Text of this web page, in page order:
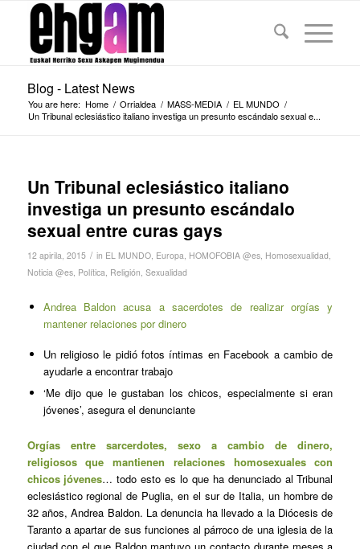
Blog - Latest News
You are here: Home / Orrialdea / MASS-MEDIA / EL MUNDO /
Un Tribunal eclesiástico italiano investiga un presunto escándalo sexual e...
Un Tribunal eclesiástico italiano
investiga un presunto escándalo
sexual entre curas gays
12 apirila, 2015 / in EL MUNDO, Europa, HOMOFOBIA @es, Homosexualidad,
Noticia @es, Política, Religión, Sexualidad
Andrea Baldon acusa a sacerdotes de realizar orgías y
mantener relaciones por dinero
Un religioso le pidió fotos íntimas en Facebook a cambio de
ayudarle a encontrar trabajo
‘Me dijo que le gustaban los chicos, especialmente si eran
jóvenes’, asegura el denunciante
Orgías entre sarcerdotes, sexo a cambio de dinero,
religiosos que mantienen relaciones homosexuales con
chicos jóvenes… todo esto es lo que ha denunciado al Tribunal
eclesiástico regional de Puglia, en el sur de Italia, un hombre de
32 años, Andrea Baldon. La denuncia ha llevado a la Diócesis de
Taranto a apartar de sus funciones al párroco de una iglesia de la